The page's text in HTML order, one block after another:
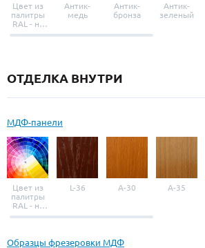
Цвет из
палитры
RAL - на
выбор
Антик-
медь
Антик-
бронза
Антик-
зеленый
ОТДЕЛКА ВНУТРИ
МДФ-панели
Цвет из
палитры
RAL - на
выбор
L-36 A-30 A-35
Образцы фрезеровки МДФ